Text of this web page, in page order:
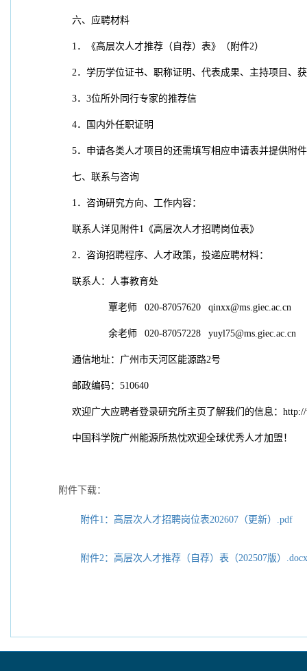
六、应聘材料
1．《高层次人才推荐（自荐）表》（附件2）
2．学历学位证书、职称证明、代表成果、主持项目、
3．3位所外同行专家的推荐信
4．国内外任职证明
5．申请各类人才项目的还需填写相应申请表并提供附
七、联系与咨询
1．咨询研究方向、工作内容：
联系人详见附件1《高层次人才招聘岗位表》
2．咨询招聘程序、人才政策，投递应聘材料：
联系人：人事教育处
覃老师 020-87057620 qinxx@ms.giec.ac.cn
余老师 020-87057228 yuyl75@ms.giec.ac.cn
通信地址：广州市天河区能源路2号
邮政编码：510640
欢迎广大应聘者登录研究所主页了解我们的信息：
中国科学院广州能源所热忱欢迎全球优秀人才加盟！
附件下载：
附件1：高层次人才招聘岗位表202607（更新）.pdf
附件2：高层次人才推荐（自荐）表（202507版）.docx